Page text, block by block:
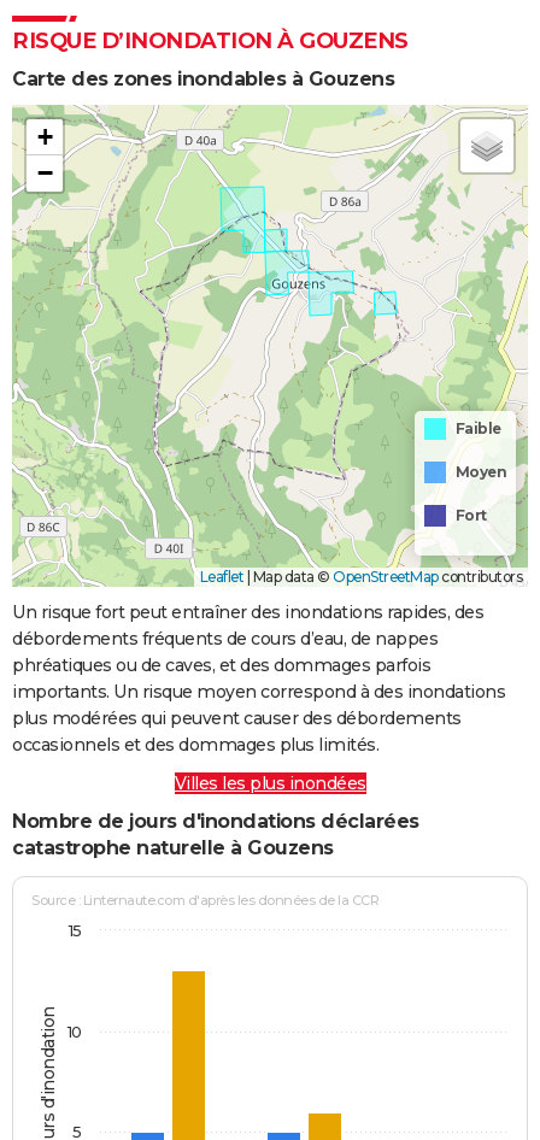
RISQUE D’INONDATION À GOUZENS
Carte des zones inondables à Gouzens
+
−
Faible
Moyen
Fort
Leaflet | Map data © OpenStreetMapcontributors
Un risque fort peut entraîner des inondations rapides, des
débordements fréquents de cours d’eau, de nappes
phréatiques ou de caves, et des dommages parfois
importants. Un risque moyen correspond à des inondations
plus modérées qui peuvent causer des débordements
occasionnels et des dommages plus limités.
Villes les plus inondées
Nombre de jours d'inondations déclarées
catastrophe naturelle à Gouzens
Jours d'inondation
Source : Linternaute.com d'après les données de la CCR
5
10
15